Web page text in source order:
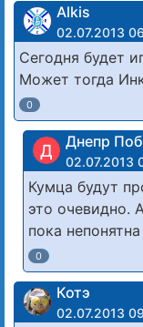
Alkis
02.07.2013
Сегодня будет
Может тогда
0
Д Днепр
02.07.2013
Кумца будут
это очевидно.
пока непонятна
0
Котэ
02.07.2013